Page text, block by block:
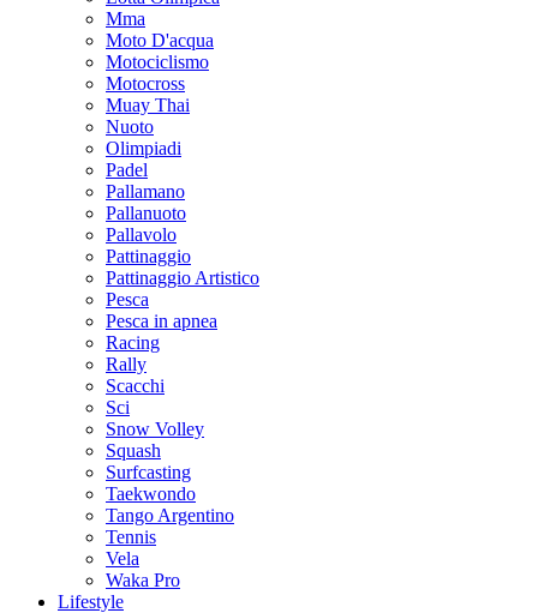
Mma
Moto D'acqua
Motociclismo
Motocross
Muay Thai
Nuoto
Olimpiadi
Padel
Pallamano
Pallanuoto
Pallavolo
Pattinaggio
Pattinaggio Artistico
Pesca
Pesca in apnea
Racing
Rally
Scacchi
Sci
Snow Volley
Squash
Surfcasting
Taekwondo
Tango Argentino
Tennis
Vela
Waka Pro
Lifestyle